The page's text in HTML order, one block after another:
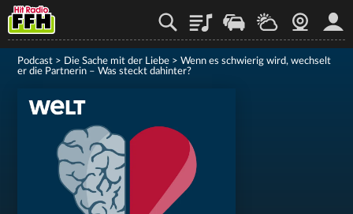
PlaylistStaupilotWetterWebcam
Podcast > Die Sache mit der Liebe > Wenn es schwierig wird, wechselt
er die Partnerin – Was steckt dahinter?